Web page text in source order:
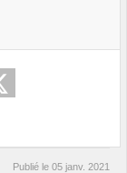
Publié le 05 janv. 2021